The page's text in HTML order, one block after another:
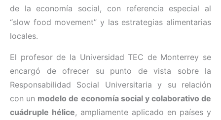
de la economía social, con referencia especial al
“slow food movement” y las estrategias alimentarias
locales.
El profesor de la Universidad TEC de Monterrey se
encargó de ofrecer su punto de vista sobre la
Responsabilidad Social Universitaria y su relación
con un modelo de economía social y colaborativo de
cuádruple hélice, ampliamente aplicado en países y